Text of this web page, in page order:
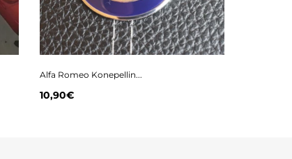
Alfa Romeo Konepellin...
10,90€